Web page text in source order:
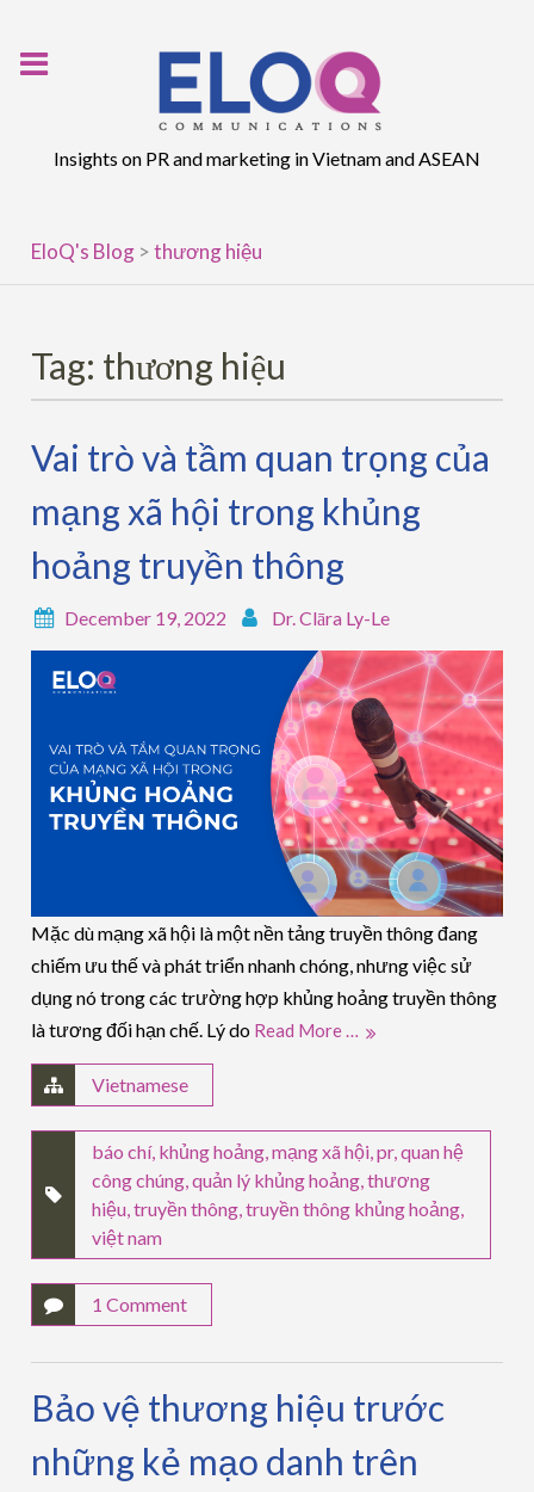
Insights on PR and marketing in Vietnam and ASEAN
EloQ's Blog >thương hiệu
Tag: thương hiệu
Vai trò và tầm quan trọng của
mạng xã hội trong khủng
hoảng truyền thông
December 19, 2022 Dr. Clāra Ly-Le
Mặc dù mạng xã hội là một nền tảng truyền thông đang
chiếm ưu thế và phát triển nhanh chóng, nhưng việc sử
dụng nó trong các trường hợp khủng hoảng truyền thông
là tương đối hạn chế. Lý do Read More …
Vietnamese
báo chí, khủng hoảng,mạng xã hội,pr,quan hệ
công chúng,quản lý khủng hoảng,thương
hiệu,truyền thông,truyền thông khủng hoảng,
việt nam
1 Comment
Bảo vệ thương hiệu trước
những kẻ mạo danh trên